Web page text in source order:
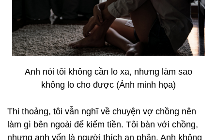
Anh nói tôi không cần lo xa, nhưng làm sao
không lo cho được (Ảnh minh họa)
Thi thoảng, tôi vẫn nghĩ về chuyện vợ chồng nên
làm gì bên ngoài để kiếm tiền. Tôi bàn với chồng,
nhưng anh vốn là người thích an phận. Anh không